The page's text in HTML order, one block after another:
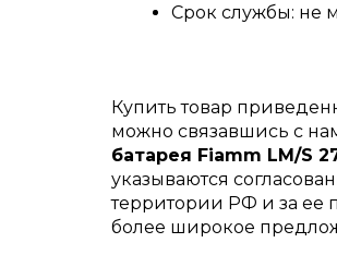
Срок службы: не
Купить товар
можно связавшись с
батарея Fiamm LM/S
указываются
территории РФ и за ее
более широкое